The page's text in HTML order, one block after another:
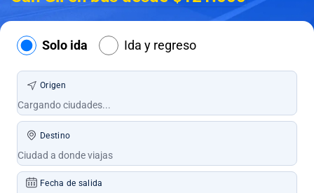
Solo ida Ida y regreso
Origen
Destino
Fecha de salida